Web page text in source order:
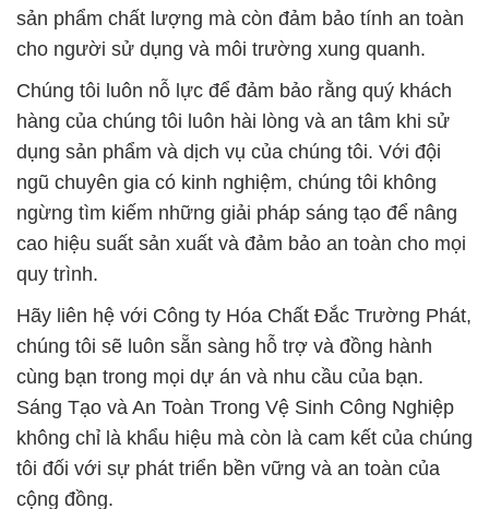
sản phẩm chất lượng mà còn đảm bảo tính an toàn
cho người sử dụng và môi trường xung quanh.
Chúng tôi luôn nỗ lực để đảm bảo rằng quý khách
hàng của chúng tôi luôn hài lòng và an tâm khi sử
dụng sản phẩm và dịch vụ của chúng tôi. Với đội
ngũ chuyên gia có kinh nghiệm, chúng tôi không
ngừng tìm kiếm những giải pháp sáng tạo để nâng
cao hiệu suất sản xuất và đảm bảo an toàn cho mọi
quy trình.
Hãy liên hệ với Công ty Hóa Chất Đắc Trường Phát,
chúng tôi sẽ luôn sẵn sàng hỗ trợ và đồng hành
cùng bạn trong mọi dự án và nhu cầu của bạn.
Sáng Tạo và An Toàn Trong Vệ Sinh Công Nghiệp
không chỉ là khẩu hiệu mà còn là cam kết của chúng
tôi đối với sự phát triển bền vững và an toàn của
cộng đồng.